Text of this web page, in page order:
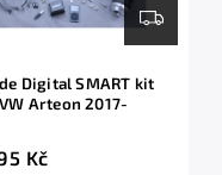
Digital SMART kit
F/R - VW Arteon 2017-
Kč